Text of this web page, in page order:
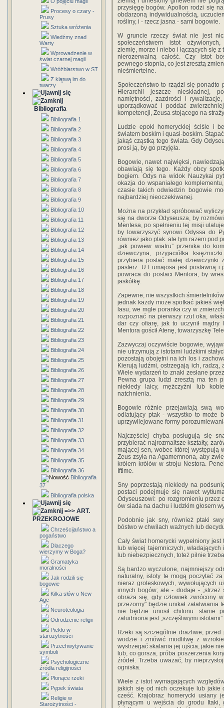
Procesy o czary -
Prusy
Sztuka wróżenia
Wiedźmy znad
Warty
Wprowadzenie w
świat czarnej magii
Wróżbiarstwo w ST
Z klątwą im do
twarzy
Bibliografia
Bibliografia 1
Bibliografia 2
Bibliografia 3
Bibliografia 4
Bibliografia 5
Bibliografia 6
Bibliografia 7
Bibliografia 8
Bibliografia 9
Bibliografia 10
Bibliografia 11
Bibliografia 12
Bibliografia 13
Bibliografia 14
Bibliografia 15
Bibliografia 16
Bibliografia 17
Bibliografia 18
Bibliografia 19
Bibliografia 20
Bibliografia 21
Bibliografia 22
Bibliografia 23
Bibliografia 24
Bibliografia 25
Bibliografia 26
Bibliografia 27
Bibliografia 28
Bibliografia 29
Bibliografia 30
Bibliografia 31
Bibliografia 32
Bibliografia 33
Bibliografia 34
Bibliografia 35
Bibliografia 36
Bibliografia
37
Bibliografia polska
=>> ART.
PRZEKROJOWE
Chrześcijaństwo a
pogaństwo
Dlaczego
wierzymy w Boga?
Gramatyka
moralności
Jak rodzili się
bogowie
Kilka słów o New
Age
Neuroteologia
Odrodzenie religii
Piekło w
starożytności
Przechwytywanie
symboli
Psychologiczne
źródła religijności
Płonące rzeki
Pępek świata
Religie w
Starożytności -
przysięgę bogów. Apollon rodzi się
obdarzoną indywidualnością,
rośliny, i - rzecz jasna - sami bogowie.
W gruncie rzeczy świat nie jest
społeczeństwem istot
ziemię, morze i niebo i łączących się z
nierozerwalną całość. Czy istot
pewnego stopnia, co jest zresztą
nieśmiertelne.
Społeczeństwo to rządzi się
Hierarchii jeszcze nieskładnej,
namiętności, zazdrości i
uporządkować i poddać
kompetencji, Zeusa stojącego na
Ludzie epoki homeryckiej ściśle i
światem boskim i quasi-boskim.
jakąś cząstką tego świata. Gdy
prosi ją, by go przyjęła.
Bogowie, nawet najwięksi,
obawiają się tego. Każdy obcy
bogiem. Odys na widok Nauzykai
okazja do wspaniałego
czasie takich odwiedzin bogowie
najbardziej nieoczekiwanej.
Można na przykład spróbować
się na dworze Odyseusza, by
Mentesa, po spełnieniu tej misji
by towarzyszyć synowi Odyssa do
również jako ptak. ale tym razem pod
„jak powiew wiatru” przenika do
dziewczyna, przyjaciółka
przybiera postać małej
pasterz. U Eumajosa jest postawną i
powraca do postaci Mentora, by
jaskółkę.
Zapewne, nie wszystkich
jednak każdy może spotkać jakieś
lasu, we mgle poranka czy w
rozpoznać na pierwszy rzut oka,
dar czy ofiarę, jak to uczynił mądry
Mentora gościł Atenę, towarzyszkę
Zazwyczaj oczywiście bogowie,
nie utrzymują z istotami ludzkimi
pozostają obojętni na ich los i
Kierują ludźmi, ostrzegają ich,
Wiele wydarzeń to znaki zesłane
Pewna grupa ludzi zresztą ma ten
niekiedy laicy, mężczyźni lub
natchnienia.
Bogowie różnie przejawiają swą
odlatujący ptak - wszystko to może
uprzywilejowane formy
Najczęściej chyba posługują się
przybierać najrozmaitsze kształty,
mającej sen, wobec której występują
Zeus zsyła na Agamemnona, aby
królem królów w stroju Nestora.
Iftime.
Sny poprzestają niekiedy na
postaci podejmuje się nawet
Odyseuszowi: po rozgromieniu przez
ów siada na dachu i ludzkim głosem
Podobnie jak sny, również ptaki
bóstwo w chwilach ważnych lub
Cały świat homerycki wypełniony
lub więcej tajemniczych,
lub niebezpiecznych, toteż pilnie
Są bardzo wyczulone, najmniejszy
naturalny, istoty te mogą poczytać
nieraz groteskowych, wywołujących
innych bogów; ale - dodaje - „strzeż
obraża się, gdy człowiek zwrócony
przezorny" będzie unikał załatwiania
nie będzie unosił chitonu: stanie
zaludniona jest „szczęśliwymi istotami”.
Rzeki są szczególnie drażliwe;
wodzie i zmówić modlitwę z
wystrzegać skalania jej ujścia, jakie
lub, co gorsza, próba poszerzenia
źródeł. Trzeba uważać, by
ogniska.
Wiele z istot wymagających
jakich się od nich oczekuje lub jakie
cześć. Krajobraz homerycki usiany
płynącym u wejścia do grodu Itaki,